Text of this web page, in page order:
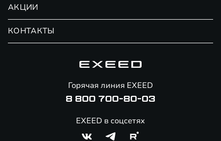
Слесарный ремонт
Замена масла АКПП
Ремонт генератора
Ремонт электрики
Замена аккумулятора
Официальный сервис
АКЦИИ
КОНТАКТЫ
Горячая линия EXEED
8 800 700-80-03
EXEED в соцсетях